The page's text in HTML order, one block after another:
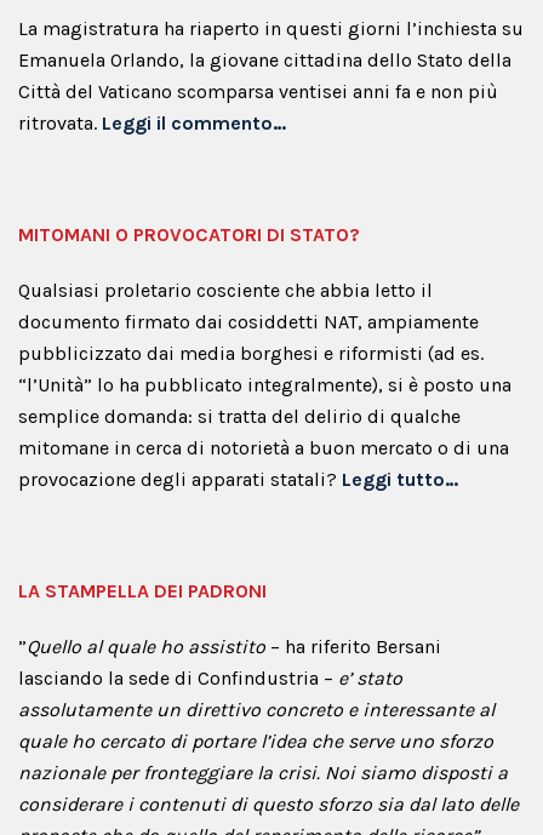
La magistratura ha riaperto in questi giorni l’inchiesta su
Emanuela Orlando, la giovane cittadina dello Stato della
Città del Vaticano scomparsa ventisei anni fa e non più
ritrovata. Leggi il commento…
MITOMANI O PROVOCATORI DI STATO?
Qualsiasi proletario cosciente che abbia letto il
documento firmato dai cosiddetti NAT, ampiamente
pubblicizzato dai media borghesi e riformisti (ad es.
“l’Unità” lo ha pubblicato integralmente), si è posto una
semplice domanda: si tratta del delirio di qualche
mitomane in cerca di notorietà a buon mercato o di una
provocazione degli apparati statali? Leggi tutto…
LA STAMPELLA DEI PADRONI
”Quello al quale ho assistito – ha riferito Bersani
lasciando la sede di Confindustria – e’ stato
assolutamente un direttivo concreto e interessante al
quale ho cercato di portare l’idea che serve uno sforzo
nazionale per fronteggiare la crisi. Noi siamo disposti a
considerare i contenuti di questo sforzo sia dal lato delle